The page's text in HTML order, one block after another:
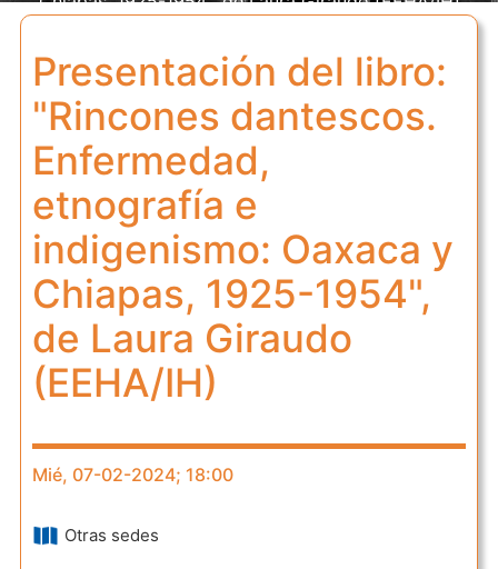
Presentación del libro:
"Rincones dantescos.
Enfermedad,
etnografía e
indigenismo: Oaxaca y
Chiapas, 1925-1954",
de Laura Giraudo
(EEHA/IH)
Mié, 07-02-2024; 18:00
Otras sedes